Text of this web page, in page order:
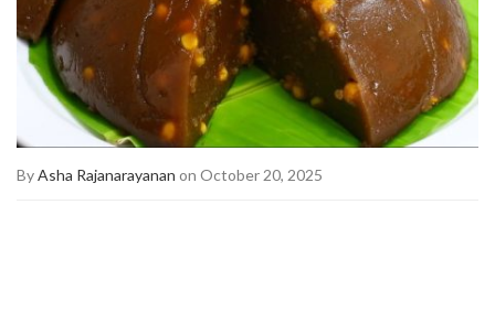
ByAsha Rajanarayanan on October 20, 2025